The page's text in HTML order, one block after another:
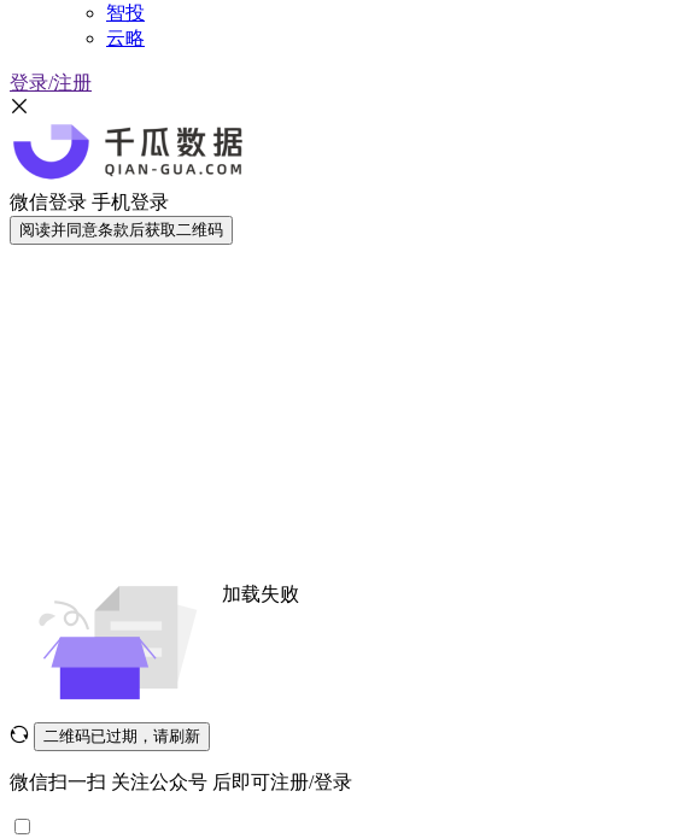
智投
云略
登录/注册
微信登录 手机登录
阅读并同意条款后获取二维码
加载失败
二维码已过期，请刷新
微信扫一扫 关注公众号 后即可注册/登录